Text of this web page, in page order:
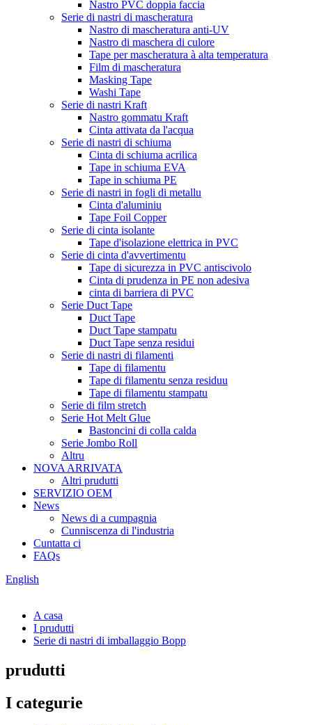
Nastro PVC doppia faccia
Serie di nastri di mascheratura
Nastro di mascheratura anti-UV
Nastro di maschera di culore
Tape per mascheratura à alta temperatura
Film di mascheratura
Masking Tape
Washi Tape
Serie di nastri Kraft
Nastro gommatu Kraft
Cinta attivata da l'acqua
Serie di nastri di schiuma
Cinta di schiuma acrilica
Tape in schiuma EVA
Tape in schiuma PE
Serie di nastri in fogli di metallu
Cinta d'aluminiu
Tape Foil Copper
Serie di cinta isolante
Tape d'isolazione elettrica in PVC
Serie di cinta d'avvertimentu
Tape di sicurezza in PVC antiscivolo
Cinta di prudenza in PE non adesiva
cinta di barriera di PVC
Serie Duct Tape
Duct Tape
Duct Tape stampatu
Duct Tape senza residui
Serie di nastri di filamenti
Tape di filamentu
Tape di filamentu senza residuu
Tape di filamentu stampatu
Serie di film stretch
Serie Hot Melt Glue
Bastoncini di colla calda
Serie Jombo Roll
Altru
NOVA ARRIVATA
Altri prudutti
SERVIZIO OEM
News
News di a cumpagnia
Cunniscenza di l'industria
Cuntatta ci
FAQs
English
A casa
I prudutti
Serie di nastri di imballaggio Bopp
prudutti
I categurie